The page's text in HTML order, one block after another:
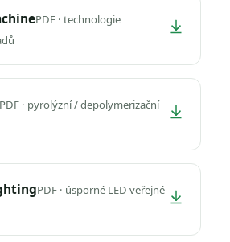
PDF · technologie
PDF · pyrolýzní / depolymerizační
PDF · úsporné LED veřejné